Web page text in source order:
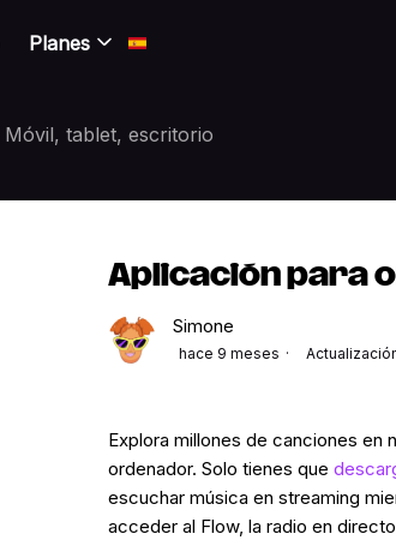
Planes
Móvil, tablet, escritorio
Aplicación para
Simone
hace 9 meses
Explora millones de canciones en
ordenador. Solo tienes que
escuchar música en streaming
acceder al Flow, la radio en